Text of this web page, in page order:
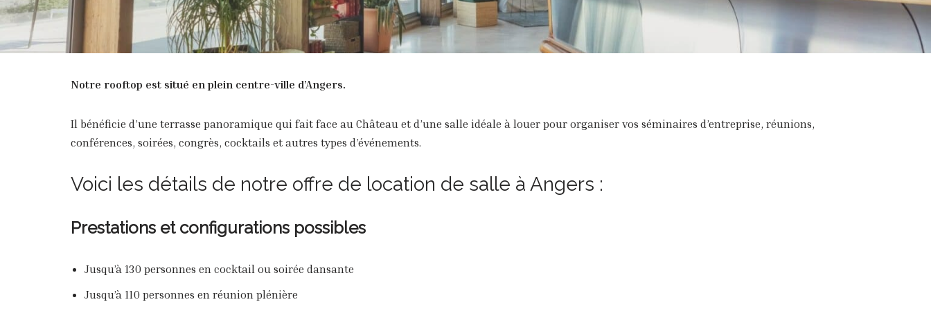
Notre rooftop est situé en plein centre-ville d’Angers.
Il bénéficie d’une terrasse panoramique qui fait face au Château et d’une salle idéale à louer pour organiser vos séminaires d’entreprise, réunions,
conférences, soirées, congrès, cocktails et autres types d’événements.
Voici les détails de notre offre de location de salle à Angers :
Prestations et configurations possibles
Jusqu’à 130 personnes en cocktail ou soirée dansante
Jusqu’à 110 personnes en réunion plénière